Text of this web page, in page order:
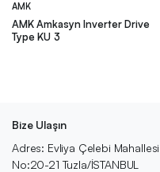
AMK
AMK Amkasyn Inverter Drive
Type KU 3
Bize Ulaşın
Adres: Evliya Çelebi
No:20-21 Tuzla/İSTANBUL